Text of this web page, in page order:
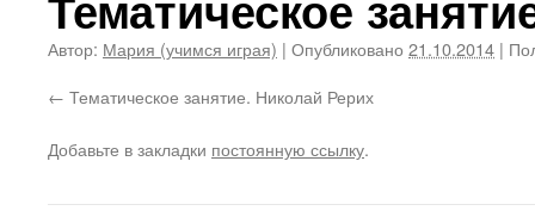
Автор: Мария (учимся играя) | Опубликовано 21.10.2014 |
Тематическое занятие. Николай Рерих
Добавьте в закладки постоянную ссылку.